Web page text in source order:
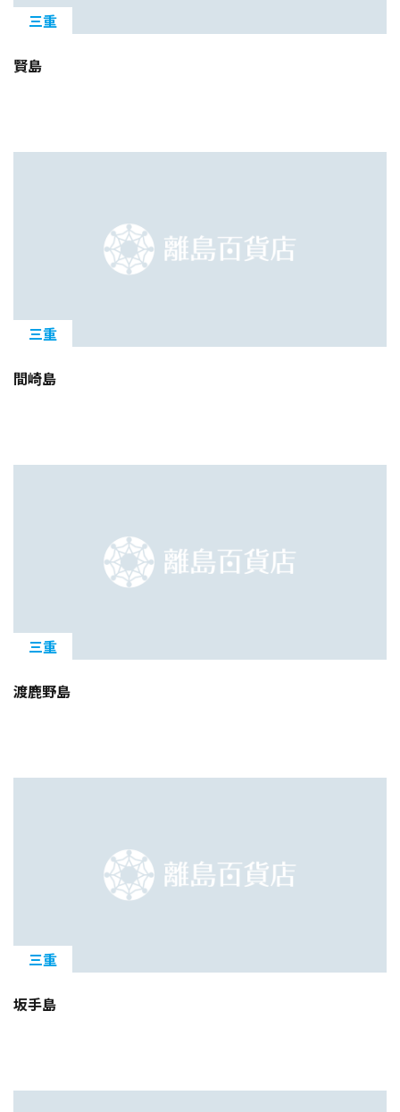
三重
賢島
三重
間崎島
三重
渡鹿野島
三重
坂手島